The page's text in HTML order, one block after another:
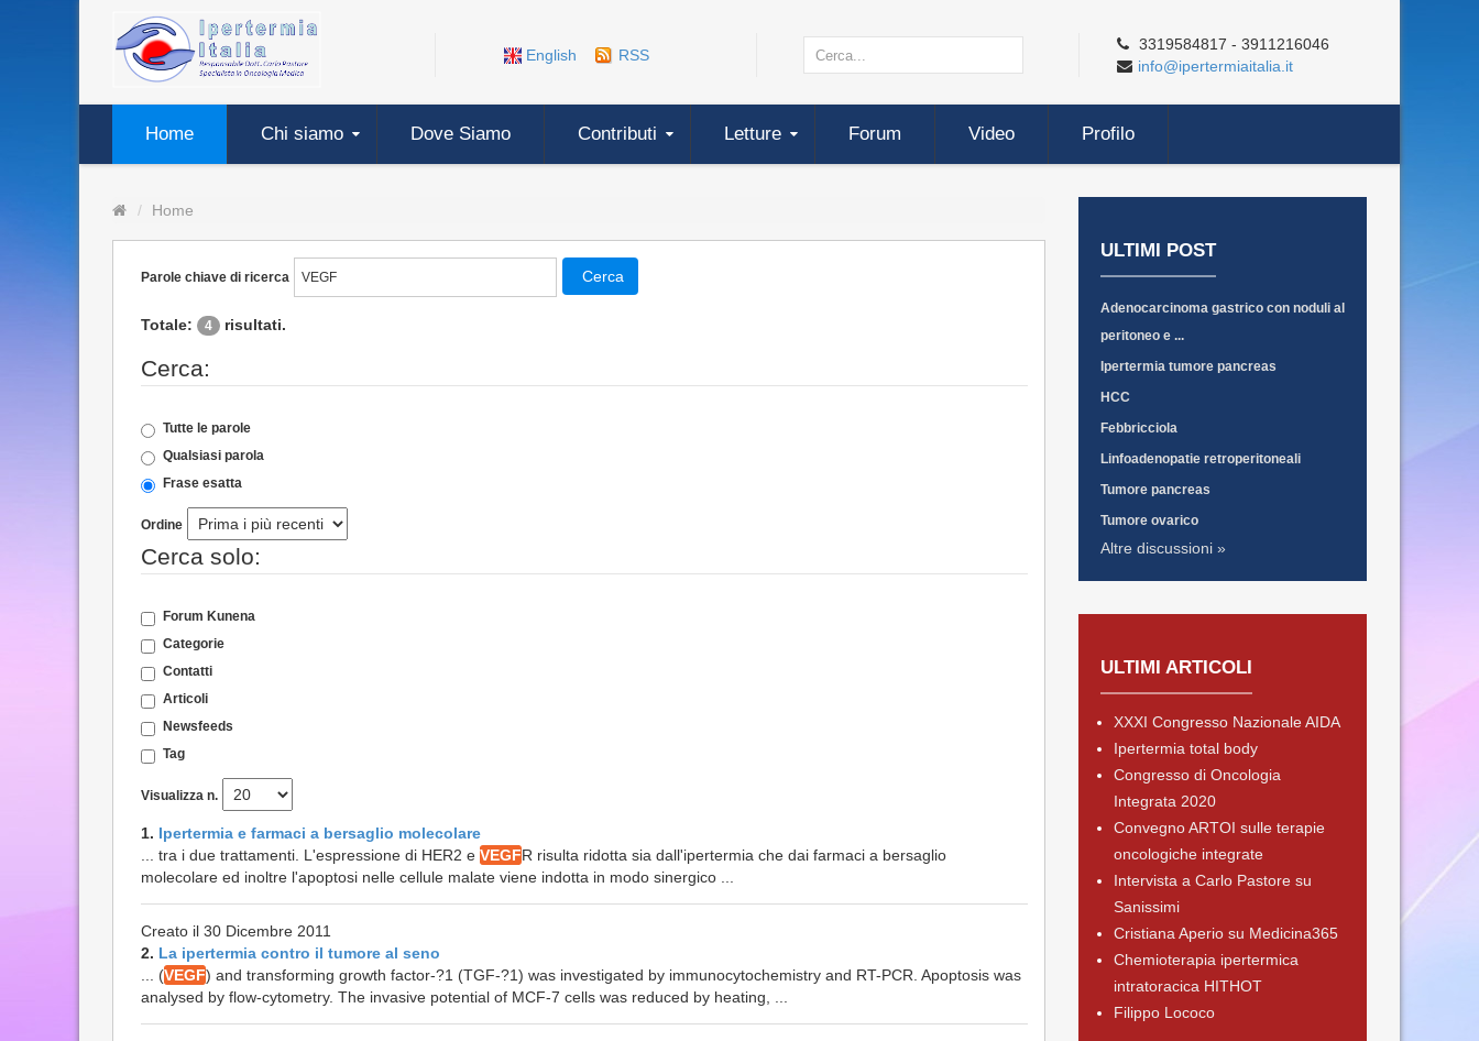
English RSS
3319584817 - 3911216046
info@ipertermiaitalia.it
Home Chi siamo Dove Siamo Contributi Letture Forum Video Profilo
Home
Parole chiave di ricerca Cerca
Totale: 4 risultati.
Cerca:
Tutte le parole
Qualsiasi parola
Frase esatta
Ordine
Cerca solo:
Forum Kunena
Categorie
Contatti
Articoli
Newsfeeds
Tag
Visualizza n.
1. Ipertermia e farmaci a bersaglio molecolare
... tra i due trattamenti. L'espressione di HER2 e VEGFR risulta ridotta sia dall'ipertermia che dai farmaci a bersaglio
molecolare ed inoltre l'apoptosi nelle cellule malate viene indotta in modo sinergico ...
Creato il 30 Dicembre 2011
2. La ipertermia contro il tumore al seno
... (VEGF) and transforming growth factor-?1 (TGF-?1) was investigated by immunocytochemistry and RT-PCR. Apoptosis was
analysed by flow-cytometry. The invasive potential of MCF-7 cells was reduced by heating, ...
ULTIMI POST
Adenocarcinoma gastrico con noduli al
peritoneo e ...
Ipertermia tumore pancreas
HCC
Febbricciola
Linfoadenopatie retroperitoneali
Tumore pancreas
Tumore ovarico
Altre discussioni »
ULTIMI ARTICOLI
XXXI Congresso Nazionale AIDA
Ipertermia total body
Congresso di Oncologia
Integrata 2020
Convegno ARTOI sulle terapie
oncologiche integrate
Intervista a Carlo Pastore su
Sanissimi
Cristiana Aperio su Medicina365
Chemioterapia ipertermica
intratoracica HITHOT
Filippo Lococo